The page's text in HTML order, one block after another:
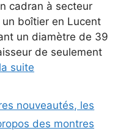
cadran à secteur
boîtier en Lucent
un diamètre de 39
de seulement
suite
nouveautés, les
des montres